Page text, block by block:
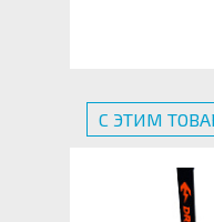
С ЭТИМ